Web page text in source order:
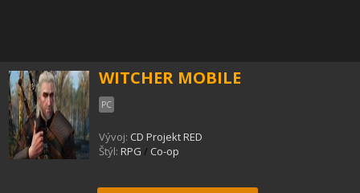
WITCHER MOBILE
PC
Vývoj: CD Projekt RED
Štýl: RPG / Co-op